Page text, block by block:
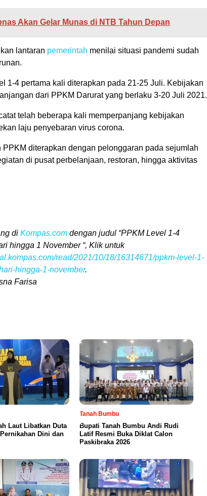
Akan Gelar Munas di NTB Tahun Depan
lantaran pemerintah menilai situasi pandemi sudah
1-4 pertama kali diterapkan pada 21-25 Juli. Kebijakan
dari PPKM Darurat yang berlaku 3-20 Juli 2021.
telah beberapa kali memperpanjang kebijakan
laju penyebaran virus corona.
PPKM diterapkan dengan pelonggaran pada sejumlah
di pusat perbelanjaan, restoran, hingga aktivitas
di Kompas.com dengan judul “PPKM Level 1-4
hingga 1 November “, Klik untuk
read/2021/10/18/16314671/ppkm-level-1-
hingga-1-november.
Farisa
Laut Libatkan Duta
Dini dan
Tanah Bumbu
Bupati Tanah Bumbu Andi Rudi
Latif Resmi Buka Diklat Calon
Paskibraka 2026